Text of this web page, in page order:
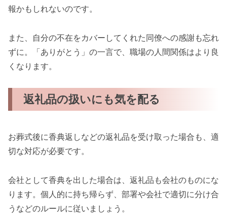
報かもしれないのです。
また、自分の不在をカバーしてくれた同僚への感謝も忘れ
ずに。「ありがとう」の一言で、職場の人間関係はより良
くなります。
返礼品の扱いにも気を配る
お葬式後に香典返しなどの返礼品を受け取った場合も、適
切な対応が必要です。
会社として香典を出した場合は、返礼品も会社のものにな
ります。個人的に持ち帰らず、部署や会社で適切に分け合
うなどのルールに従いましょう。